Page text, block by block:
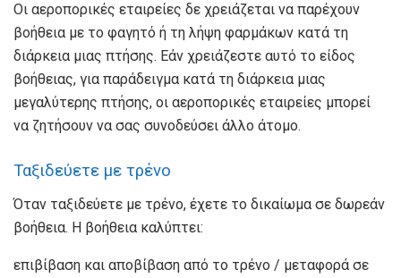
Οι αεροπορικές εταιρείες δε χρειάζεται να παρέχουν
βοήθεια με το φαγητό ή τη λήψη φαρμάκων κατά τη
διάρκεια μιας πτήσης. Εάν χρειάζεστε αυτό το είδος
βοήθειας, για παράδειγμα κατά τη διάρκεια μιας
μεγαλύτερης πτήσης, οι αεροπορικές εταιρείες μπορεί
να ζητήσουν να σας συνοδεύσει άλλο άτομο.
Ταξιδεύετε με τρένο
Όταν ταξιδεύετε με τρένο, έχετε το δικαίωμα σε δωρεάν
βοήθεια. Η βοήθεια καλύπτει:
επιβίβαση και αποβίβαση από το τρένο / μεταφορά σε